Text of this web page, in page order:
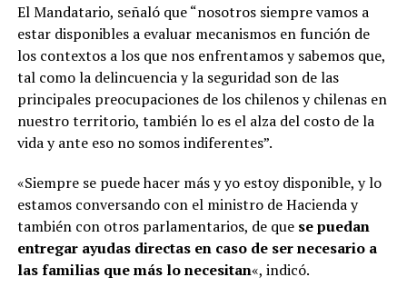
El Mandatario, señaló que “nosotros siempre vamos a
estar disponibles a evaluar mecanismos en función de
los contextos a los que nos enfrentamos y sabemos que,
tal como la delincuencia y la seguridad son de las
principales preocupaciones de los chilenos y chilenas en
nuestro territorio, también lo es el alza del costo de la
vida y ante eso no somos indiferentes”.
«Siempre se puede hacer más y yo estoy disponible, y lo
estamos conversando con el ministro de Hacienda y
también con otros parlamentarios, de que se puedan
entregar ayudas directas en caso de ser necesario a
las familias que más lo necesitan«, indicó.